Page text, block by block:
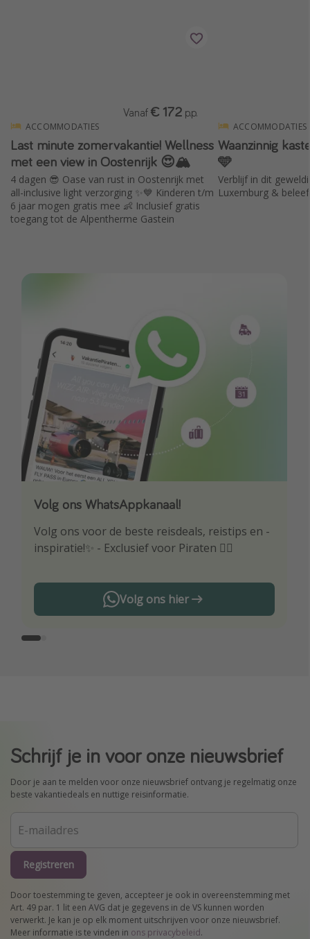
ACCOMMODATIES
Last minute zomervakantie! Wellness
met een view in Oostenrijk 😍🏔️
4 dagen 😎 Oase van rust in Oostenrijk met
all-inclusive light verzorging ✨💙 Kinderen t/m
6 jaar mogen gratis mee 👶 Inclusief gratis
toegang tot de Alpentherme Gastein
Vanaf € 172 p.p.
ACCOMMODATIES
Waanzinnig
🩵
Verblijf in dit
Luxemburg &
Volg ons WhatsAppkanaal!
Volg ons voor de beste reisdeals, reistips en -
inspiratie!✨ - Exclusief voor Piraten 🏴‍☠️
Volg ons hier
Download onze app
Wees als eerste op de hoogte van de beste
reisaanbiedingen
Schrijf je in voor onze nieuwsbrief
Door je aan te melden voor onze nieuwsbrief ontvang je regelmatig onze
beste vakantiedeals en nuttige reisinformatie.
Registreren
Door toestemming te geven, accepteer je ook in overeenstemming met
Art. 49 par. 1 lit een AVG dat je gegevens in de VS kunnen worden
verwerkt. Je kan je op elk moment uitschrijven voor onze nieuwsbrief.
Meer informatie is te vinden in ons privacybeleid.